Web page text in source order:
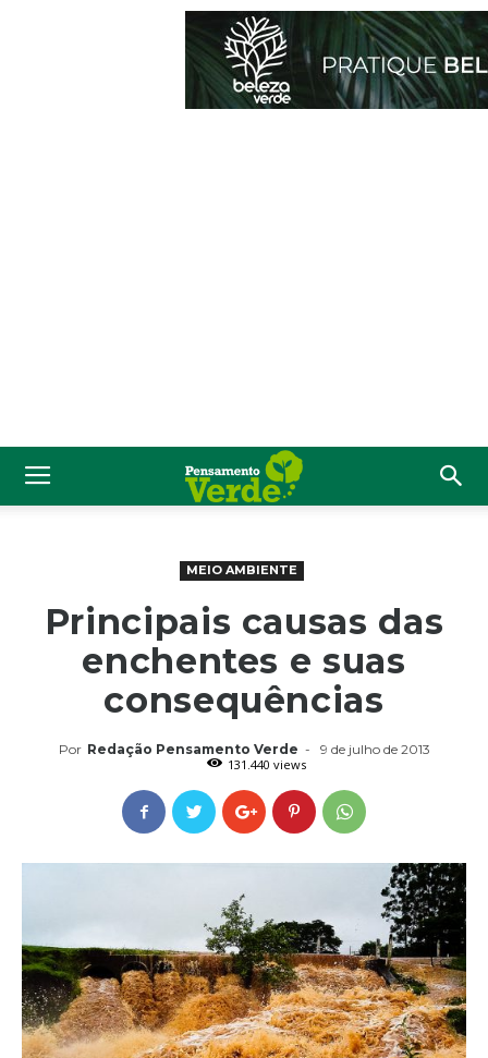
MEIO AMBIENTE
Principais causas das
enchentes e suas
consequências
Por Redação Pensamento Verde -
9 de julho de 2013
131.440 views